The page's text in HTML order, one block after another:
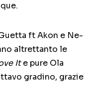
ft Akon e Ne-
altrettanto le
Ite pure Ola
gradino, grazie